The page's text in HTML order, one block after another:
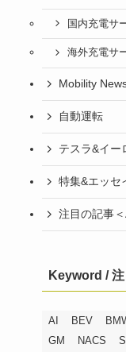
国内充電サ
海外充電サ
Mobility
自動運転
テスラ&イー
特集&エッセ
注目の記事＜
Keyword /
AI BEV
GM
NACS